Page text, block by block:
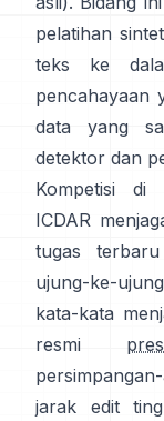
pelatihan
teks ke
pencahayaan
data yang
detektor dan
Kompetisi di
ICDAR
tugas terbaru
ujung-ke-
kata-kata
resmi
jarak edit